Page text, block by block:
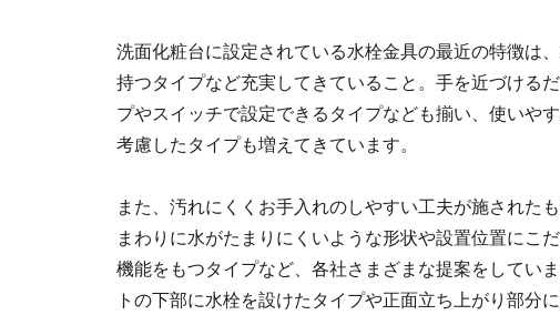
洗面化粧台に設定されている水栓金具の最近の特徴は
持つタイプなど充実してきていること。手を近づける
プやスイッチで設定できるタイプなども揃い、使いや
考慮したタイプも増えてきています。
また、汚れにくくお手入れのしやすい工夫が施された
まわりに水がたまりにくいような形状や設置位置にこ
機能をもつタイプなど、各社さまざまな提案をしてい
トの下部に水栓を設けたタイプや正面立ち上がり部分